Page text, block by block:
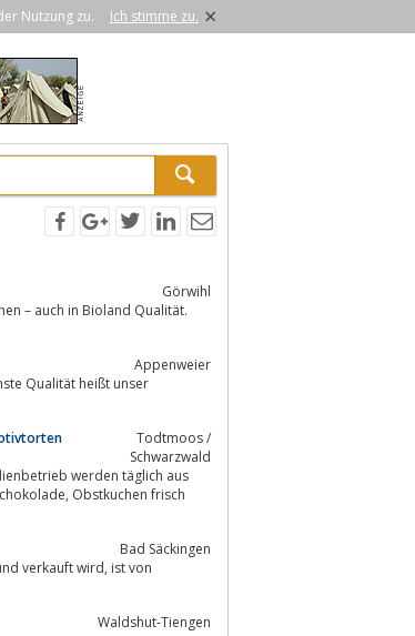
Nutzung zu. Ich stimme zu. ×
Görwihl
Appenweier
Qualität heißt unser
Todtmoos /
Schwarzwald
Bad Säckingen
wird, ist von
Waldshut-Tiengen